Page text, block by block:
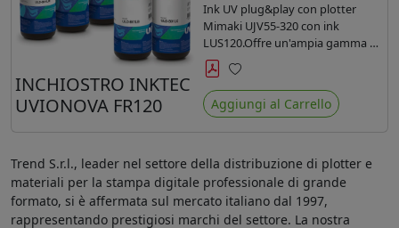
INCHIOSTRO INKTEC
UVIONOVA FR120
Ink UV plug&play con plotter
Mimaki UJV55-320 con ink
LUS120.Offre un'ampia gamma di
colori,una maggiore densità e un
minore ingiallimento rispetto agli
ink Mimaki LUS-120
Preferiti
Aggiungi al Carrello
Trend S.r.l., leader nel settore della distribuzione di plotter e
materiali per la stampa digitale professionale di grande
formato, si è affermata sul mercato italiano dal 1997,
rappresentando prestigiosi marchi del settore. La nostra